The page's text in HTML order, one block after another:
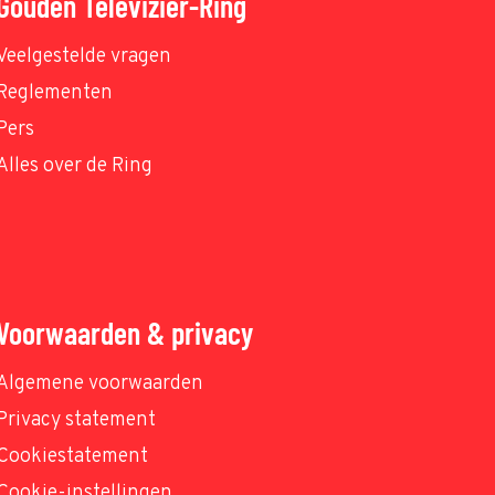
vragen
over de Ring
& privacy
voorwaarden
statement